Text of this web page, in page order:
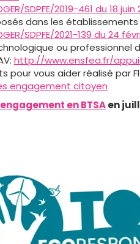
SDPFE/2019-461 du 18 juin
dans les
SDPFE/2021-139 du 24
ou professionnel
http://www.ensfea.fr/
pour vous aider réalisé par
engagement citoyen
en BTSAen